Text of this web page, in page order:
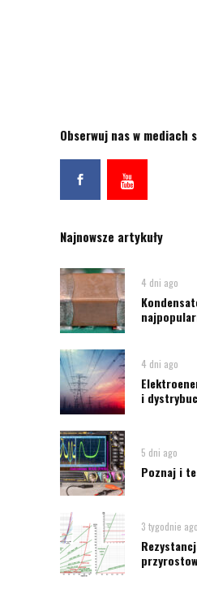
Obserwuj nas w mediach
Najnowsze artykuły
4 dni ago
4 dni ago
i
5 dni ago
Poznaj i
3 tygodnie ago